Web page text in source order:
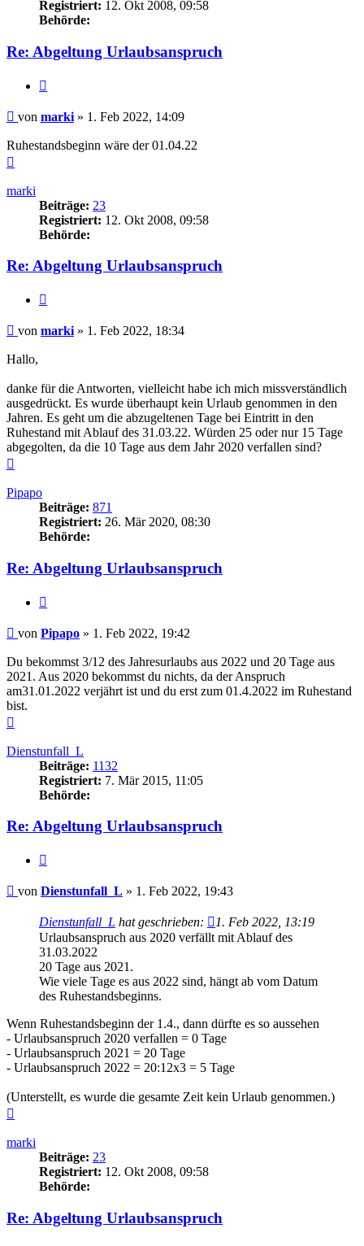
Registriert: 12. Okt 2008, 09:58
Behörde:
Re: Abgeltung Urlaubsanspruch
Beitrag
von marki » 1. Feb 2022, 14:09
Ruhestandsbeginn wäre der 01.04.22
marki
Beiträge: 23
Registriert: 12. Okt 2008, 09:58
Behörde:
Re: Abgeltung Urlaubsanspruch
Beitrag
von marki » 1. Feb 2022, 18:34
Hallo,
danke für die Antworten, vielleicht habe ich mich missverständlich
ausgedrückt. Es wurde überhaupt kein Urlaub genommen in den
Jahren. Es geht um die abzugeltenen Tage bei Eintritt in den
Ruhestand mit Ablauf des 31.03.22. Würden 25 oder nur 15 Tage
abgegolten, da die 10 Tage aus dem Jahr 2020 verfallen sind?
Pipapo
Beiträge: 871
Registriert: 26. Mär 2020, 08:30
Behörde:
Re: Abgeltung Urlaubsanspruch
Beitrag
von Pipapo » 1. Feb 2022, 19:42
Du bekommst 3/12 des Jahresurlaubs aus 2022 und 20 Tage aus
2021. Aus 2020 bekommst du nichts, da der Anspruch
am31.01.2022 verjährt ist und du erst zum 01.4.2022 im Ruhestand
bist.
Dienstunfall_L
Beiträge: 1132
Registriert: 7. Mär 2015, 11:05
Behörde:
Re: Abgeltung Urlaubsanspruch
Beitrag
von Dienstunfall_L » 1. Feb 2022, 19:43
Dienstunfall_L hat geschrieben:
1. Feb 2022, 13:19
Urlaubsanspruch aus 2020 verfällt mit Ablauf des
31.03.2022
20 Tage aus 2021.
Wie viele Tage es aus 2022 sind, hängt ab vom Datum
des Ruhestandsbeginns.
Wenn Ruhestandsbeginn der 1.4., dann dürfte es so aussehen
- Urlaubsanspruch 2020 verfallen = 0 Tage
- Urlaubsanspruch 2021 = 20 Tage
- Urlaubsanspruch 2022 = 20:12x3 = 5 Tage
(Unterstellt, es wurde die gesamte Zeit kein Urlaub genommen.)
marki
Beiträge: 23
Registriert: 12. Okt 2008, 09:58
Behörde:
Re: Abgeltung Urlaubsanspruch